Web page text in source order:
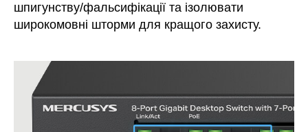
шпигунству/фальсифікації та ізолювати
широкомовні шторми для кращого захисту.